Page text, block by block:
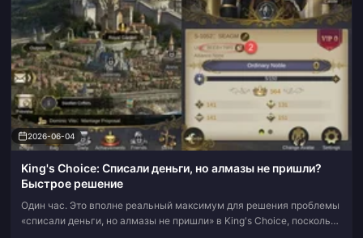
2026-06-04
King's Choice: Списали деньги, но алмазы не пришли?
Быстрое решение
Один час. Это вполне реальный максимум для решения проблемы
«списали деньги, но алмазы не пришли» в King's Choice, поскольку